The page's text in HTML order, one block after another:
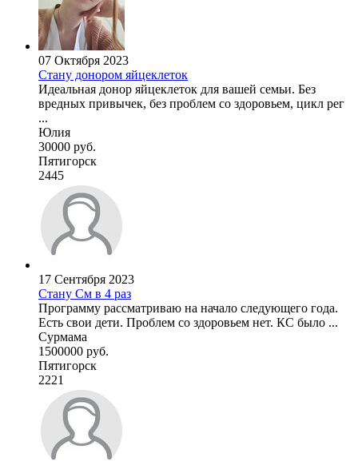
07 Октября 2023
Стану донором яйцеклеток
Идеальная донор яйцеклеток для вашей семьи. Без
вредных привычек, без проблем со здоровьем, цикл рег
...
Юлия
30000 руб.
Пятигорск
2445
17 Сентября 2023
Стану См в 4 раз
Программу рассматриваю на начало следующего года.
Есть свои дети. Проблем со здоровьем нет. КС было ...
Сурмама
1500000 руб.
Пятигорск
2221